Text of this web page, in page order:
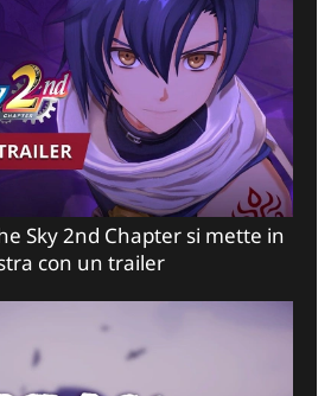
Sky 2nd Chapter si mette in
con un trailer